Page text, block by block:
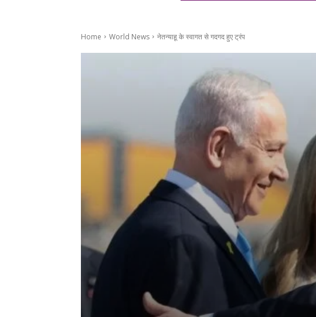
Home World News नेतन्याहू के स्वागत से गदगद हुए ट्रंप